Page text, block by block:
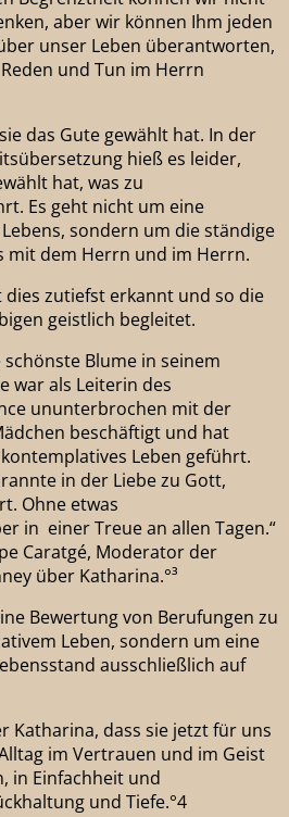
aber wir können Ihm jeden
unser Leben überantworten,
und Tun im Herrn
das Gute gewählt hat. In der
hieß es leider,
hat, was zu
Es geht nicht um eine
sondern um die ständige
mit dem Herrn und im Herrn.
zutiefst erkannt und so die
geistlich begleitet.
Blume in seinem
war als Leiterin des
ununterbrochen mit der
beschäftigt und hat
Leben geführt.
in der Liebe zu Gott,
Ohne etwas
in einer Treue an allen Tagen.“
Caratgé, Moderator der
über Katharina.°³
Bewertung von Berufungen zu
Leben, sondern um eine
ausschließlich auf
Katharina, dass sie jetzt für uns
im Vertrauen und im Geist
in Einfachheit und
und Tiefe.°4